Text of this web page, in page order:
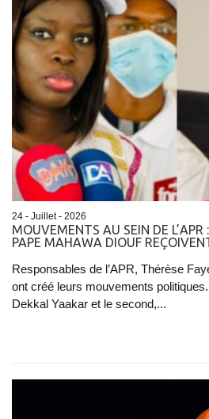
24 - Juillet - 2026
MOUVEMENTS AU SEIN DE L’APR
PAPE MAHAWA DIOUF
Responsables de l’APR, Thérèse
ont créé leurs mouvements
Dekkal Yaakar et le second,...